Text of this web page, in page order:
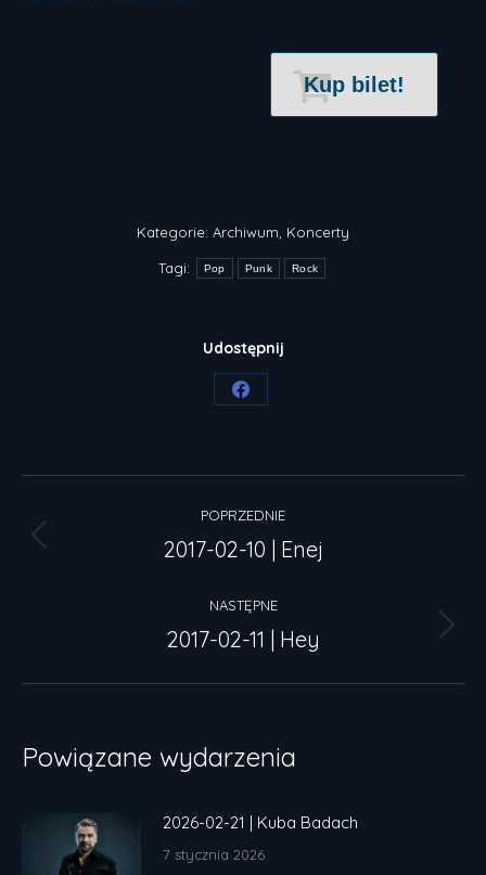
Kup bilet!
Kategorie: Archiwum Koncerty
Tagi: Pop Punk Rock
Udostępnij
Share
Facebook
Nawigacja
wpisów
POPRZEDNIE
Poprzedni
2017-02-10 | Enej
NASTĘPNE
Następny
2017-02-11 | Hey
Powiązane wydarzenia
2026-02-21 | Kuba Badach
7 stycznia 2026